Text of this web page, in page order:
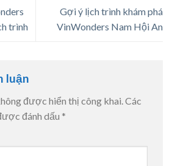
trình
Gợi ý lịch trình khám phá
VinWonders Nam Hội An
luận
được hiển thị công khai.Các
đánh dấu *